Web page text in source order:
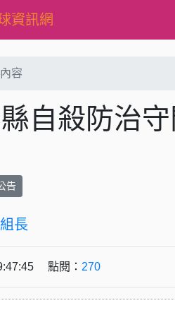
資訊網
容
自殺防治
告
長
點閱： 270